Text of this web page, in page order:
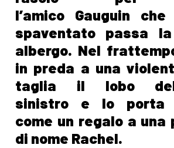
l’amico Gauguin
spaventato passa
albergo. Nel
in preda a una
taglia il lobo
sinistro e lo porta
come un regalo a
di nome Rachel.